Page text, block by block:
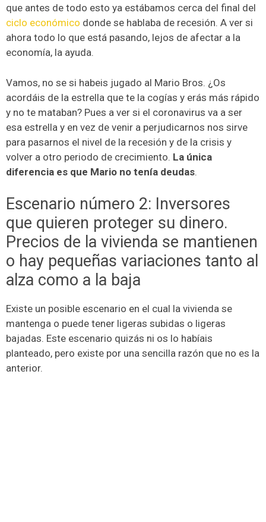
que antes de todo esto ya estábamos cerca del final del
ciclo económico donde se hablaba de recesión. A ver si
ahora todo lo que está pasando, lejos de afectar a la
economía, la ayuda.
Vamos, no se si habeis jugado al Mario Bros. ¿Os
acordáis de la estrella que te la cogías y erás más rápido
y no te mataban? Pues a ver si el coronavirus va a ser
esa estrella y en vez de venir a perjudicarnos nos sirve
para pasarnos el nivel de la recesión y de la crisis y
volver a otro periodo de crecimiento. La única
diferencia es que Mario no tenía deudas.
Escenario número 2: Inversores
que quieren proteger su dinero.
Precios de la vivienda se mantienen
o hay pequeñas variaciones tanto al
alza como a la baja
Existe un posible escenario en el cual la vivienda se
mantenga o puede tener ligeras subidas o ligeras
bajadas. Este escenario quizás ni os lo habíais
planteado, pero existe por una sencilla razón que no es la
anterior.